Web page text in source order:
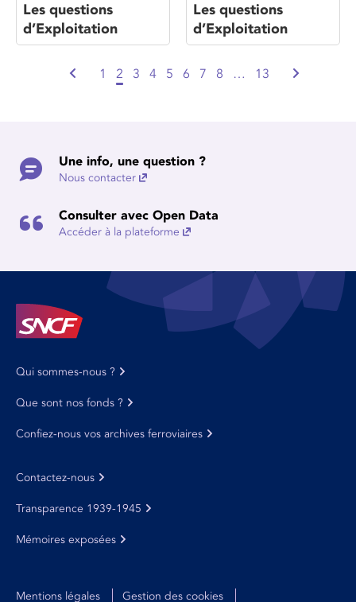
Les questions
d’Exploitation
Les questions
d’Exploitation
1 2 3 4 5 6 7 8 … 13
Une info, une question ?
Nous contacter
Consulter avec Open Data
Accéder à la plateforme
Qui sommes-nous ?
Que sont nos fonds ?
Confiez-nous vos archives ferroviaires
Contactez-nous
Transparence 1939-1945
Mémoires exposées
Mentions légales Gestion des cookies